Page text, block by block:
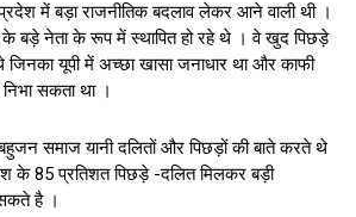
में बड़ा राजनीतिक बदलाव लेकर आने वाली थी ।
के बड़े नेता के रूप में स्थापित हो रहे थे । वे खुद पिछड़े
यूपी में अच्छा खासा जनाधार था और काफी
निभा सकता था ।
समाज यानी दलितों और पिछड़ों की बाते करते थे
के 85 प्रतिशत पिछड़े -दलित मिलकर बड़ी
सकते है ।